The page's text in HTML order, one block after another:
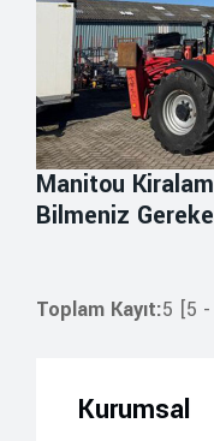
Manitou
Bilmeniz
Toplam Kayıt:5 [5 -
Kurumsal